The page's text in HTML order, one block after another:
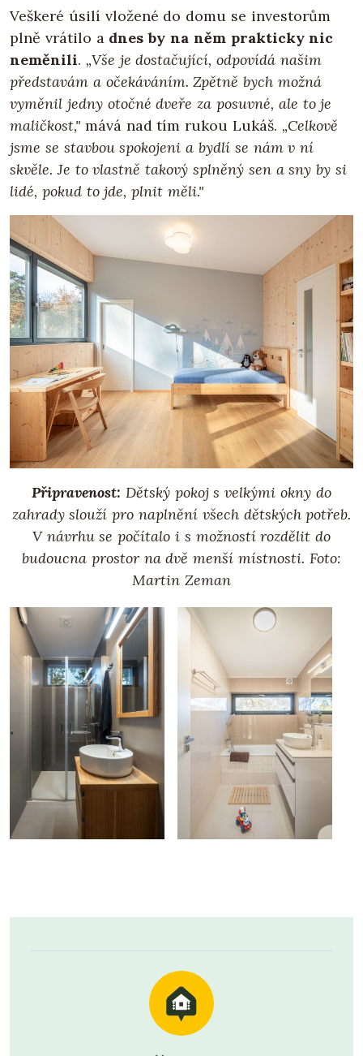
Veškeré úsilí vložené do domu se investorům
plně vrátilo a dnes by na něm prakticky nic
neměnili. „Vše je dostačující, odpovídá našim
představám a očekáváním. Zpětně bych možná
vyměnil jedny otočné dveře za posuvné, ale to je
maličkost," mává nad tím rukou Lukáš. „Celkově
jsme se stavbou spokojeni a bydlí se nám v ní
skvěle. Je to vlastně takový splněný sen a sny by si
lidé, pokud to jde, plnit měli."
Připravenost: Dětský pokoj s velkými okny do
zahrady slouží pro naplnění všech dětských potřeb.
V návrhu se počítalo i s možností rozdělit do
budoucna prostor na dvě menší místnosti. Foto:
Martin Zeman